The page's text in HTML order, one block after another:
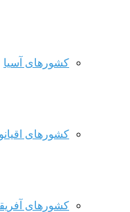
کشورهای آسیا
کشورهای
کشورهای